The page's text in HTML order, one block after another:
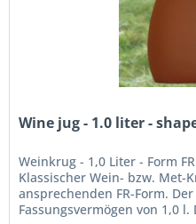
Wine jug - 1.0 liter -
Weinkrug - 1,0 Liter - Form
Klassischer Wein- bzw. Met-
ansprechenden FR-Form.
Fassungsvermögen von 1,0